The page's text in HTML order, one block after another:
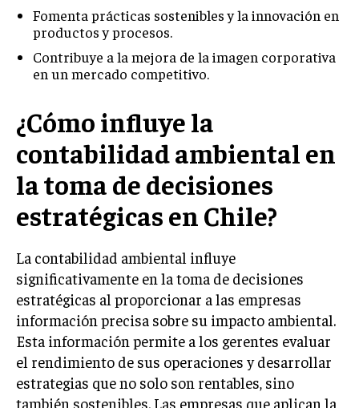
Fomenta prácticas sostenibles y la innovación en
productos y procesos.
Contribuye a la mejora de la imagen corporativa
en un mercado competitivo.
¿Cómo influye la
contabilidad ambiental en
la toma de decisiones
estratégicas en Chile?
La contabilidad ambiental influye
significativamente en la toma de decisiones
estratégicas al proporcionar a las empresas
información precisa sobre su impacto ambiental.
Esta información permite a los gerentes evaluar
el rendimiento de sus operaciones y desarrollar
estrategias que no solo son rentables, sino
también sostenibles. Las empresas que aplican la